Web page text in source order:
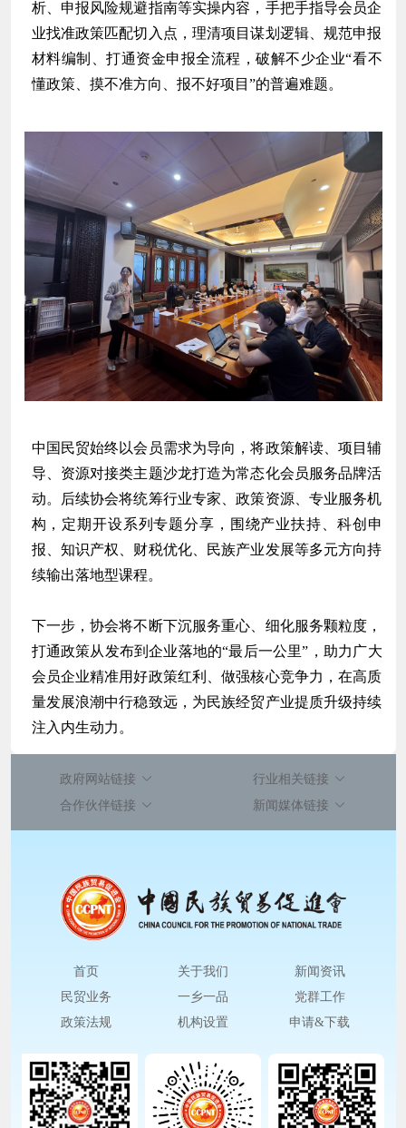
析、申报风险规避指南等实操内容，手把手指导会员企
业找准政策匹配切入点，理清项目谋划逻辑、规范申报
材料编制、打通资金申报全流程，破解不少企业“看不
懂政策、摸不准方向、报不好项目”的普遍难题。
中国民贸始终以会员需求为导向，将政策解读、项目辅
导、资源对接类主题沙龙打造为常态化会员服务品牌活
动。后续协会将统筹行业专家、政策资源、专业服务机
构，定期开设系列专题分享，围绕产业扶持、科创申
报、知识产权、财税优化、民族产业发展等多元方向持
续输出落地型课程。
下一步，协会将不断下沉服务重心、细化服务颗粒度，
打通政策从发布到企业落地的“最后一公里”，助力广大
会员企业精准用好政策红利、做强核心竞争力，在高质
量发展浪潮中行稳致远，为民族经贸产业提质升级持续
注入内生动力。
政府网站链接
行业相关链接
合作伙伴链接
新闻媒体链接
首页 关于我们
新闻资讯
民贸业务
一乡一品
党群工作
政策法规
机构设置 申请&下载